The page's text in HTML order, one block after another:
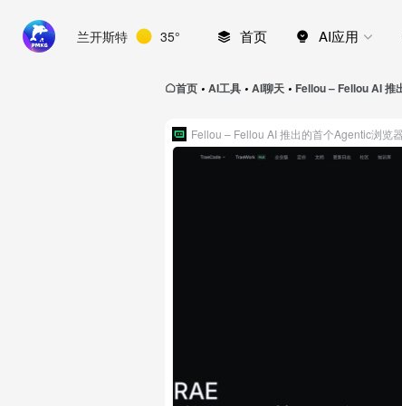
兰开斯特 35° 首页 AI应用
首页 • AI工具 • AI聊天 • Fellou – Fellou AI 推
Fellou – Fellou AI 推出的首个Agentic浏览器